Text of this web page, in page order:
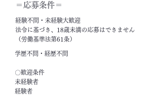
＝応募条件＝
経験不問・未経験大歓迎
法令に基づき、18歳未満の応募はできません
（労働基準法第61条）
学歴不問・経歴不問
〇歓迎条件
未経験者
経験者